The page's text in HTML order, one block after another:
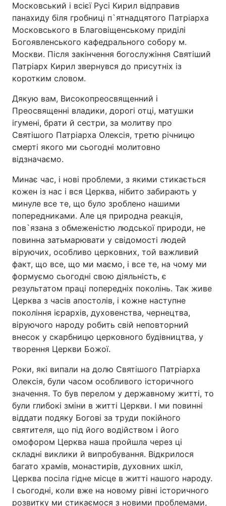
Московський і всієї Русі Кирил відправив
панахиду біля гробниці п`ятнадцятого Патріарха
Московського в Благовіщенському приділі
Богоявленського кафедрального собору м.
Москви. Після закінчення богослужіння Святіший
Патріарх Кирил звернувся до присутніх із
коротким словом.
Дякую вам, Високопреосвященний і
Преосвященні владики, дорогі отці, матушки
ігумені, брати й сестри, за молитву про
Святішого Патріарха Олексія, третю річницю
смерті якого ми сьогодні молитовно
відзначаємо.
Минає час, і нові проблеми, з якими стикається
кожен із нас і вся Церква, нібито забирають у
минуле все те, що було зроблено нашими
попередниками. Але ця природна реакція,
пов`язана з обмеженістю людської природи, не
повинна затьмарювати у свідомості людей
віруючих, особливо церковних, той важливий
факт, що все, що ми маємо, і все те, на чому ми
формуємо сьогодні свою діяльність, є
результатом праці попередніх поколінь. Так живе
Церква з часів апостолів, і кожне наступне
покоління ієрархів, духовенства, чернецтва,
віруючого народу робить свій неповторний
внесок у скарбницю церковного будівництва, у
творення Церкви Божої.
Роки, які випали на долю Святішого Патріарха
Олексія, були часом особливого історичного
значення. То був перелом у державному житті, то
були глибокі зміни в житті Церкви. І ми повинні
віддати подяку Богові за труди покійного
святителя, що під його водійством і його
омофором Церква наша пройшла через ці
складні виклики й випробування. Відкрилося
багато храмів, монастирів, духовних шкіл,
Церква посіла гідне місце в житті нашого народу.
І сьогодні, коли вже на новому рівні історичного
розвитку ми стикаємося з новими проблемами,